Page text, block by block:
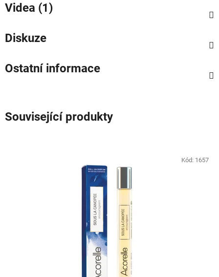
Videa (1)
Diskuze
Ostatní informace
Související produkty
Kód: 1657